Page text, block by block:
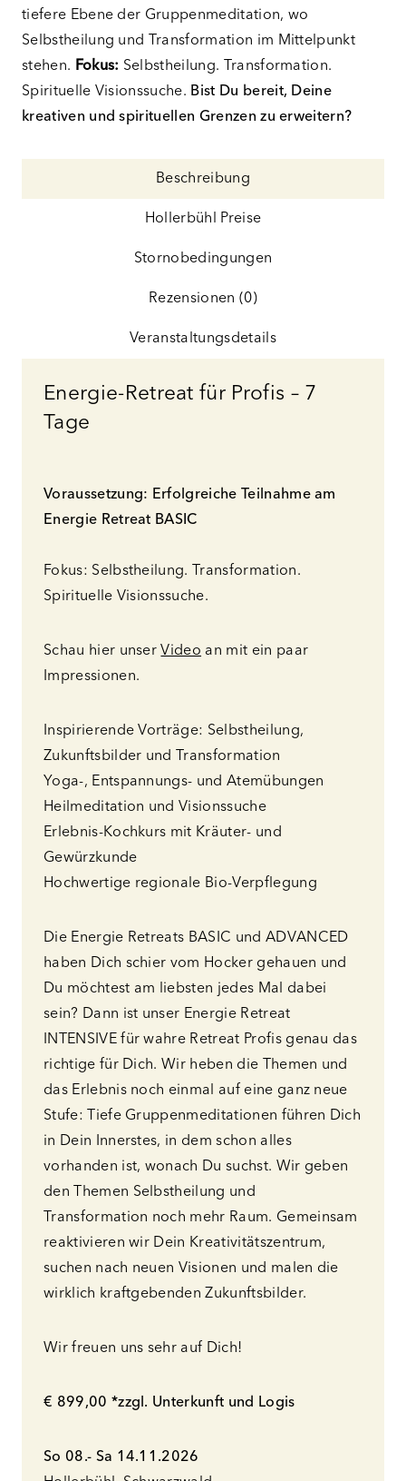
tiefere Ebene der Gruppenmeditation, wo
Selbstheilung und Transformation im Mittelpunkt
stehen. Fokus: Selbstheilung. Transformation.
Spirituelle Visionssuche. Bist Du bereit, Deine
kreativen und spirituellen Grenzen zu erweitern?
Beschreibung
Hollerbühl Preise
Stornobedingungen
Rezensionen (0)
Veranstaltungsdetails
Energie-Retreat für Profis – 7
Tage
Voraussetzung: Erfolgreiche Teilnahme am
Energie Retreat BASIC
Fokus: Selbstheilung. Transformation.
Spirituelle Visionssuche.
Schau hier unser Video an mit ein paar
Impressionen.
Inspirierende Vorträge: Selbstheilung,
Zukunftsbilder und Transformation​
Yoga-, Entspannungs- und Atemübungen​
Heilmeditation und Visionssuche
Erlebnis-Kochkurs mit Kräuter- und
Gewürzkunde
Hochwertige regionale Bio-Verpflegung
Die Energie Retreats BASIC und ADVANCED
haben Dich schier vom Hocker gehauen und
Du möchtest am liebsten jedes Mal dabei
sein? Dann ist unser Energie Retreat
INTENSIVE für wahre Retreat Profis genau das
richtige für Dich. Wir heben die Themen und
das Erlebnis noch einmal auf eine ganz neue
Stufe: Tiefe Gruppenmeditationen führen Dich
in Dein Innerstes, in dem schon alles
vorhanden ist, wonach Du suchst. Wir geben
den Themen Selbstheilung und
Transformation noch mehr Raum. Gemeinsam
reaktivieren wir Dein Kreativitätszentrum,
suchen nach neuen Visionen und malen die
wirklich kraftgebenden Zukunftsbilder.
Wir freuen uns sehr auf Dich!
€ 899,00 *zzgl. Unterkunft und Logis
So 08.- Sa 14.11.2026